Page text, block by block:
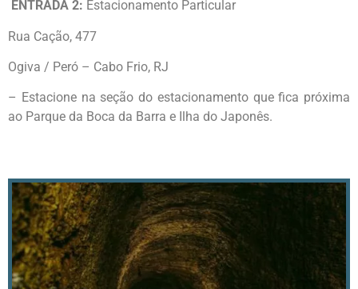
ENTRADA 2: Estacionamento Particular
Rua Cação, 477
Ogiva / Peró – Cabo Frio, RJ
– Estacione na seção do estacionamento que fica próxima
ao Parque da Boca da Barra e Ilha do Japonês.